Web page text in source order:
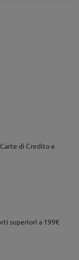
di Credito e
superiori a 199€